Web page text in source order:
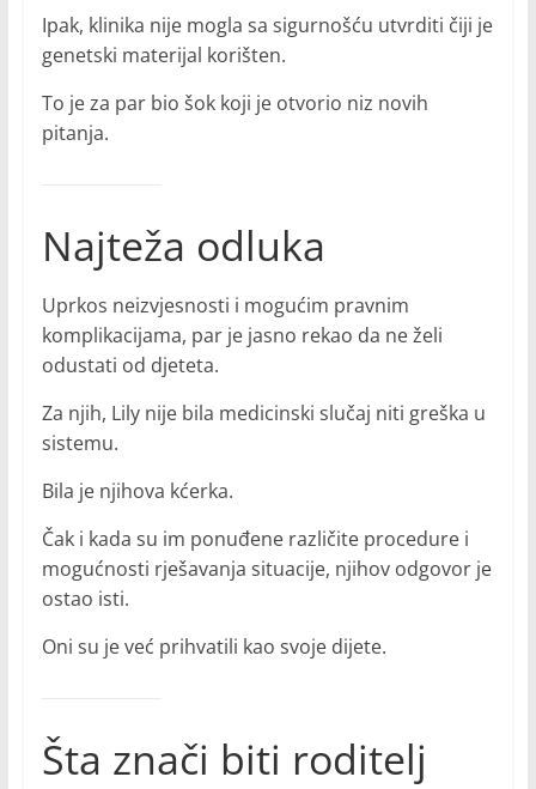
Ipak, klinika nije mogla sa sigurnošću utvrditi čiji je
genetski materijal korišten.
To je za par bio šok koji je otvorio niz novih
pitanja.
Najteža odluka
Uprkos neizvjesnosti i mogućim pravnim
komplikacijama, par je jasno rekao da ne želi
odustati od djeteta.
Za njih, Lily nije bila medicinski slučaj niti greška u
sistemu.
Bila je njihova kćerka.
Čak i kada su im ponuđene različite procedure i
mogućnosti rješavanja situacije, njihov odgovor je
ostao isti.
Oni su je već prihvatili kao svoje dijete.
Šta znači biti roditelj